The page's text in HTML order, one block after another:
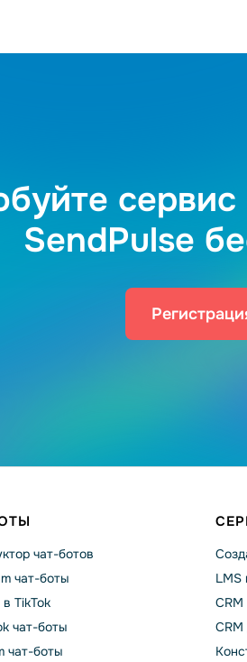
SendPulse
чат-ботов
чат-боты
TikTok
чат-боты
чат-боты
LMS
CRM
CRM